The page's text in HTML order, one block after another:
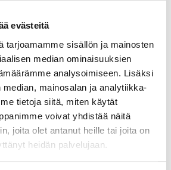
evästeitä
tarjoamamme sisällön ja mainosten
median ominaisuuksien
analysoimiseen. Lisäksi
mainosalan ja analytiikka-
tietoja siitä, miten käytät
voivat yhdistää näitä
joita olet antanut heille tai joita on
heidän palvelujaan.